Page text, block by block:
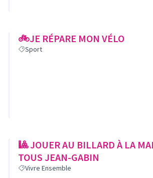
🚲JE RÉPARE MON VÉLO
Sport
🎱 JOUER AU BILLARD À LA
TOUS JEAN-GABIN
Vivre Ensemble